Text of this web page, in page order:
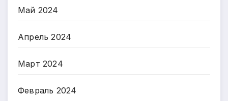
Май 2024
Апрель 2024
Март 2024
Февраль 2024